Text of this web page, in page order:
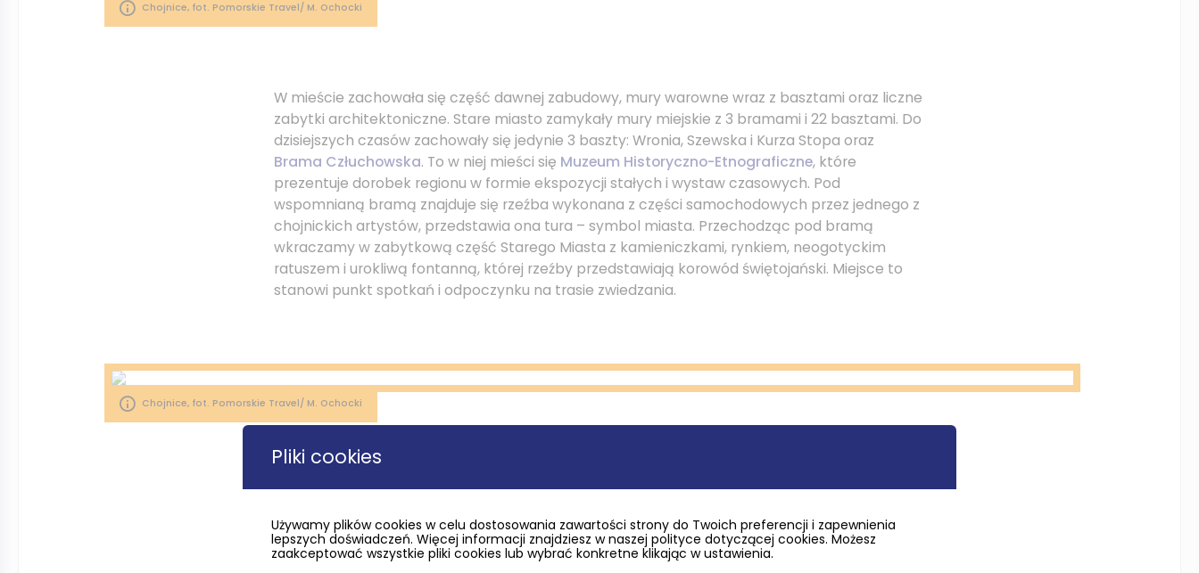
Chojnice, fot. Pomorskie Travel/ M. Ochocki
W mieście zachowała się część dawnej zabudowy, mury warowne wraz z basztami oraz liczne
zabytki architektoniczne. Stare miasto zamykały mury miejskie z 3 bramami i 22 basztami. Do
dzisiejszych czasów zachowały się jedynie 3 baszty: Wronia, Szewska i Kurza Stopa oraz
Brama Człuchowska. To w niej mieści się Muzeum Historyczno-Etnograficzne, które
prezentuje dorobek regionu w formie ekspozycji stałych i wystaw czasowych. Pod
wspomnianą bramą znajduje się rzeźba wykonana z części samochodowych przez jednego z
chojnickich artystów, przedstawia ona tura – symbol miasta. Przechodząc pod bramą
wkraczamy w zabytkową część Starego Miasta z kamieniczkami, rynkiem, neogotyckim
ratuszem i urokliwą fontanną, której rzeźby przedstawiają korowód świętojański. Miejsce to
stanowi punkt spotkań i odpoczynku na trasie zwiedzania.
Chojnice, fot. Pomorskie Travel/ M. Ochocki
Ze Starego Rynku już niedaleko do Placu Kościelnego, na którym znajduje się późnobarokowy
kościół pojezuicki p.w. Zwiastowania Najświętszej Maryi Panny
ze wspaniałym wystrojem
wnętrza oraz pochodzący z XIV w.Kościół p.w. Ścięcia Św. Jana Chrzcicielao architekturze
nadwiślańskiego gotyku, noszący miano bazyliki mniejszej.
Pliki cookies
Używamy plików cookies w celu dostosowania zawartości strony do Twoich preferencji i zapewnienia
lepszych doświadczeń. Więcej informacji znajdziesz w naszej polityce dotyczącej cookies. Możesz
zaakceptować wszystkie pliki cookies lub wybrać konkretne klikając w ustawienia.